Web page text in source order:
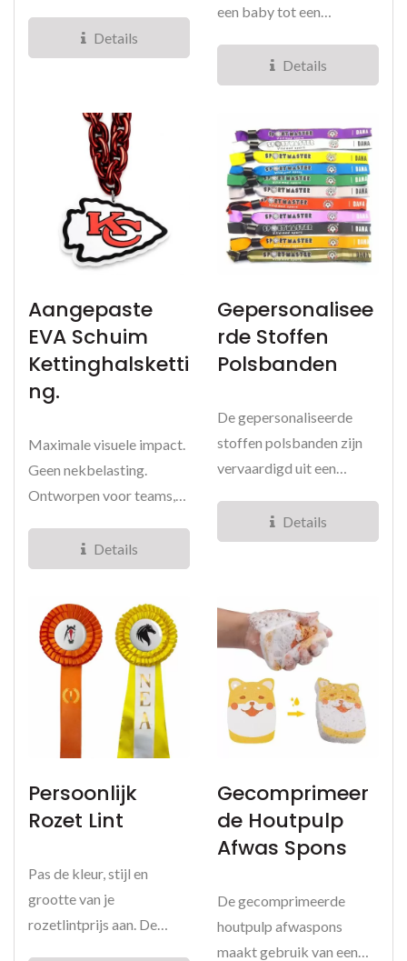
waterbestendig...
Details
een baby tot een
Details
Aangepaste
EVA Schuim
Kettinghalsketti
Ng.
Maximale visuele impact.
Geen nekbelasting.
Ontworpen voor teams,
aandacht... Details
Gepersonalisee
Rde Stoffen
Polsbanden
De gepersonaliseerde
stoffen polsbanden zijn
vervaardigd uit een
materialen,...Details
Persoonlijk
Rozet Lint
Pas de kleur, stijl en
grootte van je
rozetlintprijs aan. De
Gecomprimeer
De Houtpulp
Afwas Spons
De gecomprimeerde
houtpulp afwaspons
maakt gebruik van een